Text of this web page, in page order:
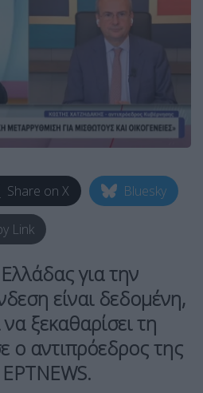
Share on X Bluesky
Link
για την
είναι δεδομένη,
ξεκαθαρίσει τη
ο αντιπρόεδρος της